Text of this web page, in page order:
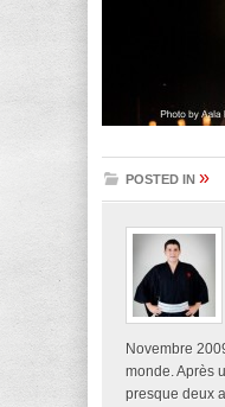
POSTED IN »
Novembre
monde. Après
presque deux